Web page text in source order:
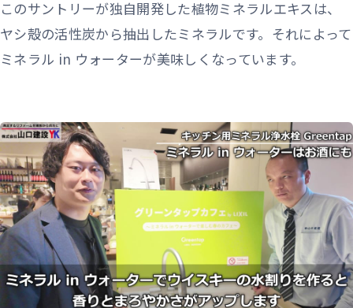
このサントリーが独自開発した植物ミネラルエキスは、
ヤシ殻の活性炭から抽出したミネラルです。それによって
ミネラル in ウォーターが美味しくなっています。